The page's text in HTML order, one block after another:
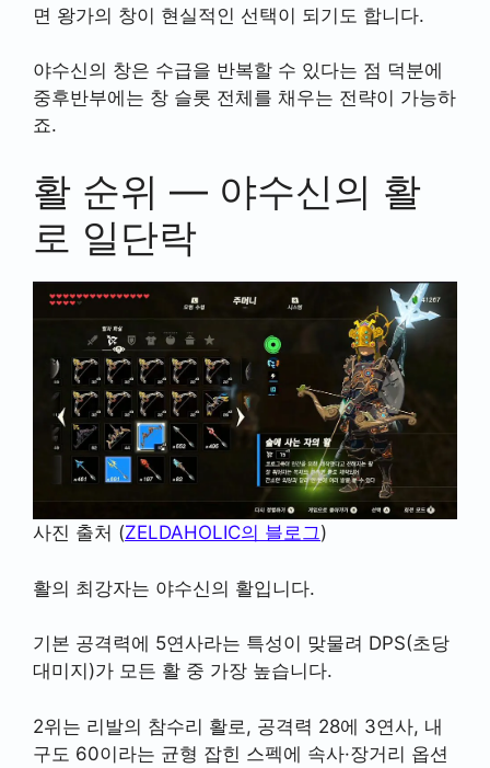
면 왕가의 창이 현실적인 선택이 되기도 합니다.
야수신의 창은 수급을 반복할 수 있다는 점 덕분에
중후반부에는 창 슬롯 전체를 채우는 전략이 가능하
죠.
활 순위 — 야수신의 활
로 일단락
사진 출처 (ZELDAHOLIC의 블로그)
활의 최강자는 야수신의 활입니다.
기본 공격력에 5연사라는 특성이 맞물려 DPS(초당
대미지)가 모든 활 중 가장 높습니다.
2위는 리발의 참수리 활로, 공격력 28에 3연사, 내
구도 60이라는 균형 잡힌 스펙에 속사·장거리 옵션